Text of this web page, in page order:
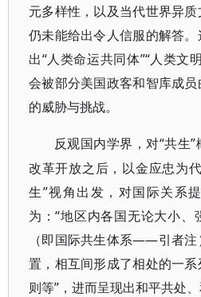
元多样性，以及当代世界异质
仍未能给出令人信服的解答
出“人类命运共同体”“人类文
会被部分美国政客和智库成
的威胁与挑战。
反观国内学界，对“共生
改革开放之后，以金应忠为
生”视角出发，对国际关系
为：“地区内各国无论大小
（即国际共生体系——引者
置，相互间形成了相处的一
则等”，进而呈现出和平共处